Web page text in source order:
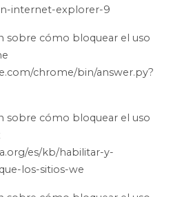
internet-explorer-9
sobre cómo bloquear el uso
chrome/bin/answer.py?
sobre cómo bloquear el uso
es/kb/habilitar-y-
los-sitios-we